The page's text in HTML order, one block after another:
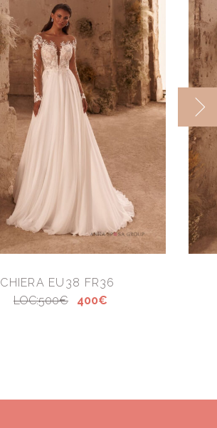
CHIERA EU38 FR36
LOC:500€
400€